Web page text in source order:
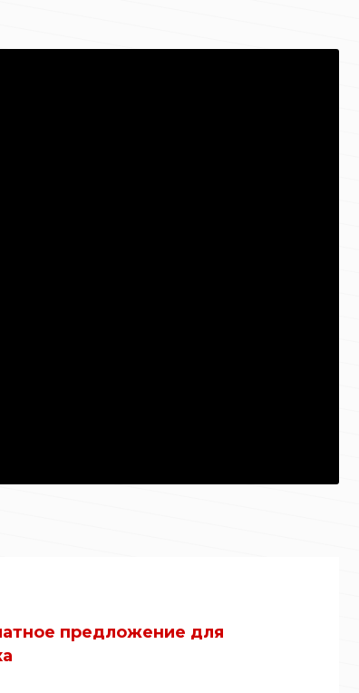
предложение для